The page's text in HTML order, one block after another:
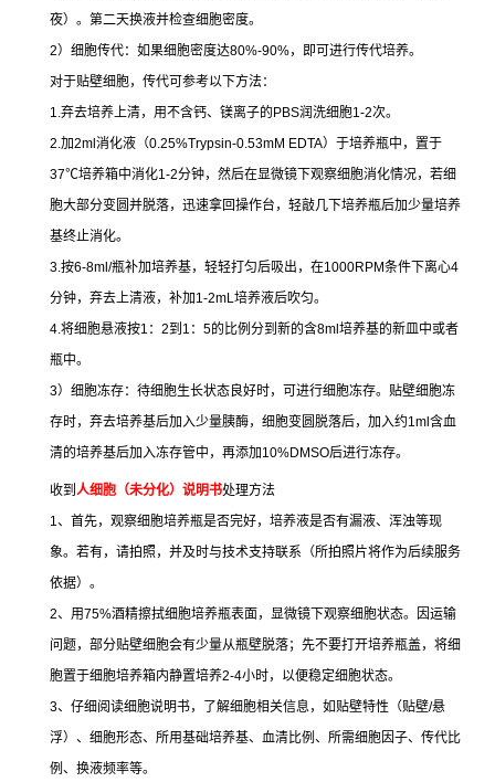
夜）。第二天换液并检查细胞密度。
2）细胞传代：如果细胞密度达80%-90%，即可进行传代培养。
对于贴壁细胞，传代可参考以下方法：
1. 弃去培养上清，用不含钙、镁离子的PBS润洗细胞1-2次。
2. 加2ml消化液（0.25%Trypsin-0.53mM EDTA）于培养瓶中，置于
37℃培养箱中消化1-2分钟，然后在显微镜下观察细胞消化情况，若细
胞大部分变圆并脱落，迅速拿回操作台，轻敲几下培养瓶后加少量培养
基终止消化。
3. 按6-8ml/瓶补加培养基，轻轻打匀后吸出，在1000RPM条件下离心4
分钟，弃去上清液，补加1-2mL 培养液后吹匀。
4. 将细胞悬液按1 ： 2到 1 ： 5的比例分到新的含8ml培养基的新皿中或者
瓶中。
3）细胞冻存：待细胞生长状态良好时，可进行细胞冻存。贴壁细胞冻
存时，弃去培养基后加入少量胰酶，细胞变圆脱落后，加入约1ml含血
清的培养基后加入冻存管中，再添加10%DMSO后进行冻存。
收到 人细胞（未分化）说明书处理方法
1 、首先，观察细胞培养瓶是否完好，培养液是否有漏液、浑浊等现
象。若有，请拍照，并及时与技术支持联系（所拍照片将作为后续服务
依据）。
2、用75%酒精擦拭细胞培养瓶表面，显微镜下观察细胞状态。因运输
问题，部分贴壁细胞会有少量从瓶壁脱落；先不要打开培养瓶盖，将细
胞置于细胞培养箱内静置培养2-4小时，以便稳定细胞状态。
3、仔细阅读细胞说明书，了解细胞相关信息，如贴壁特性（贴壁/悬
浮）、细胞形态、所用基础培养基、血清比例、所需细胞因子、传代比
例、换液频率等。